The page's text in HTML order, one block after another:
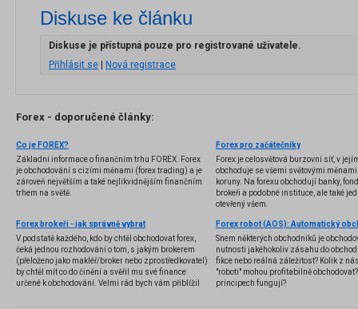
Diskuse ke článku
Diskuse je přístupná pouze pro registrované uživatele.
Přihlásit se | Nová registrace
Forex - doporučené články:
Co je FOREX?
Základní informace o finančním trhu FOREX. Forex
je obchodování s cizími měnami (forex trading) a je
zároveň největším a také nejlikvidnějším finančním
trhem na světě.
Forex pro začátečníky
Forex je celosvětová burzovní síť, v
obchoduje se všemi světovými
koruny. Na forexu obchodují banky,
brokeři a podobné instituce, ale také
otevřený všem.
Forex brokeři - jak správně vybrat
V podstatě každého, kdo by chtěl obchodovat forex,
čeká jednou rozhodování o tom, s jakým brokerem
(přeloženo jako makléř/broker nebo zprostředkovatel)
by chtěl mít co do činění a svěřil mu své finance
určené k obchodování. Velmi rád bych vám přiblížil
Snem některých obchodníků je
nutnosti jakéhokoliv zásahu do
fikce nebo reálná záležitost? Kolik z
"roboti" mohou profitabilně
principech fungují?